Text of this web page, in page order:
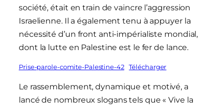
société, était en train de vaincre l’aggression
Israelienne. Il a également tenu à appuyer la
nécessité d’un front anti-impérialiste mondial,
dont la lutte en Palestine est le fer de lance.
Prise-parole-comite-Palestine-42 Télécharger
Le rassemblement, dynamique et motivé, a
lancé de nombreux slogans tels que « Vive la